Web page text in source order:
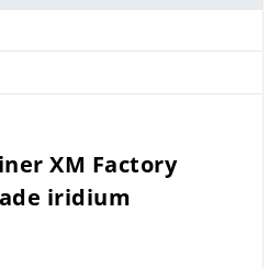
XM Factory
iridium